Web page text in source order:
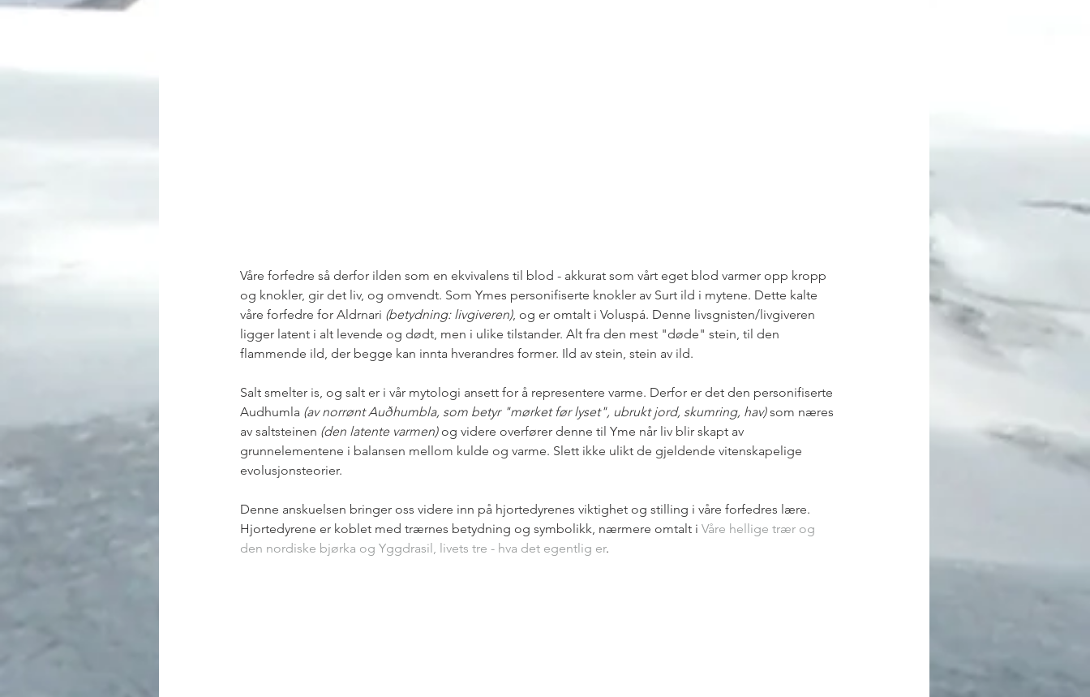
Våre forfedre så derfor ilden som en ekvivalens til blod - akkurat som vårt eget blod varmer opp kropp
og knokler, gir det liv, og omvendt. Som Ymes personifiserte knokler av Surt ild i mytene. Dette kalte
våre forfedre for Aldrnari (betydning: livgiveren), og er omtalt i Voluspá. Denne livsgnisten/livgiveren
ligger latent i alt levende og dødt, men i ulike tilstander. Alt fra den mest "døde" stein, til den
flammende ild, der begge kan innta hverandres former. Ild av stein, stein av ild.
Salt smelter is, og salt er i vår mytologi ansett for å representere varme. Derfor er det den personifiserte
Audhumla (av norrønt Auðhumbla, som betyr "mørket før lyset", ubrukt jord, skumring, hav) som næres
av saltsteinen (den latente varmen) og videre overfører denne til Yme når liv blir skapt av
grunnelementene i balansen mellom kulde og varme. Slett ikke ulikt de gjeldende vitenskapelige
evolusjonsteorier.
Denne anskuelsen bringer oss videre inn på hjortedyrenes viktighet og stilling i våre forfedres lære.
Hjortedyrene er koblet med trærnes betydning og symbolikk, nærmere omtalt i Våre hellige trær og
den nordiske bjørka og Yggdrasil, livets tre - hva det egentlig er.